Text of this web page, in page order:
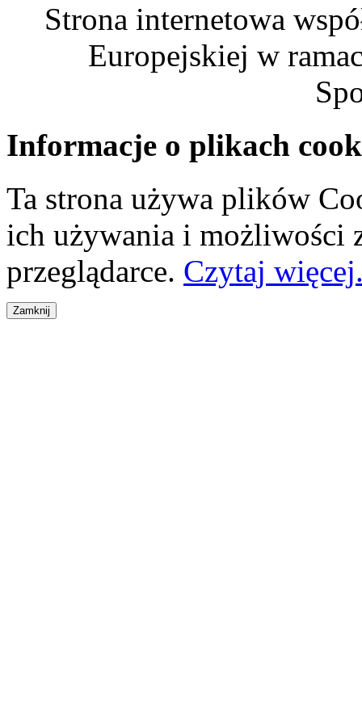
Strona internetowa
Europejskiej w
Informacje o plikach
Ta strona używa plików
ich używania i możliwości
przeglądarce. Czytaj